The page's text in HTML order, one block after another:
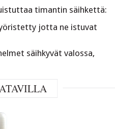
timantin säihkettä:
jotta ne istuvat
säihkyvät valossa,